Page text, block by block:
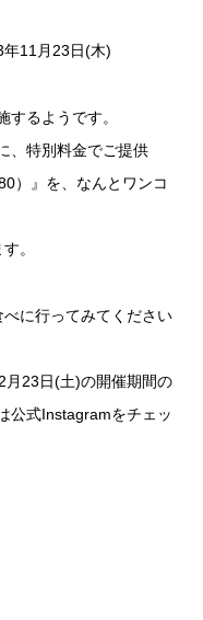
11月23日(木)
るようです。
、特別料金でご提供
）』を、なんとワンコ
。
に行ってみてください
23日(土)の開催期間の
公式Instagramをチェッ